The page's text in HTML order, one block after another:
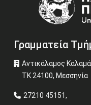
Γραμματεία
Αντικάλαμος
ΤΚ 24100, Μεσσηνία
27210 45151,